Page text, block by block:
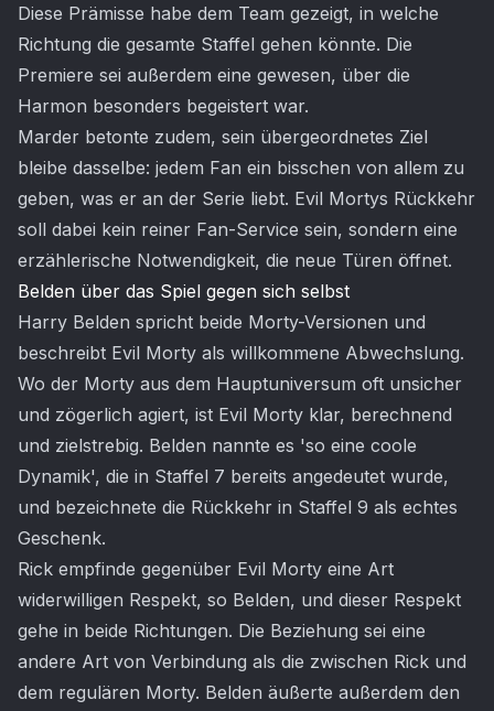
Diese Prämisse habe dem Team gezeigt, in welche
Richtung die gesamte Staffel gehen könnte. Die
Premiere sei außerdem eine gewesen, über die
Harmon besonders begeistert war.
Marder betonte zudem, sein übergeordnetes Ziel
bleibe dasselbe: jedem Fan ein bisschen von allem zu
geben, was er an der Serie liebt. Evil Mortys Rückkehr
soll dabei kein reiner Fan-Service sein, sondern eine
erzählerische Notwendigkeit, die neue Türen öffnet.
Belden über das Spiel gegen sich selbst
Harry Belden spricht beide Morty-Versionen und
beschreibt Evil Morty als willkommene Abwechslung.
Wo der Morty aus dem Hauptuniversum oft unsicher
und zögerlich agiert, ist Evil Morty klar, berechnend
und zielstrebig. Belden nannte es 'so eine coole
Dynamik', die in Staffel 7 bereits angedeutet wurde,
und bezeichnete die Rückkehr in Staffel 9 als echtes
Geschenk.
Rick empfinde gegenüber Evil Morty eine Art
widerwilligen Respekt, so Belden, und dieser Respekt
gehe in beide Richtungen. Die Beziehung sei eine
andere Art von Verbindung als die zwischen Rick und
dem regulären Morty. Belden äußerte außerdem den